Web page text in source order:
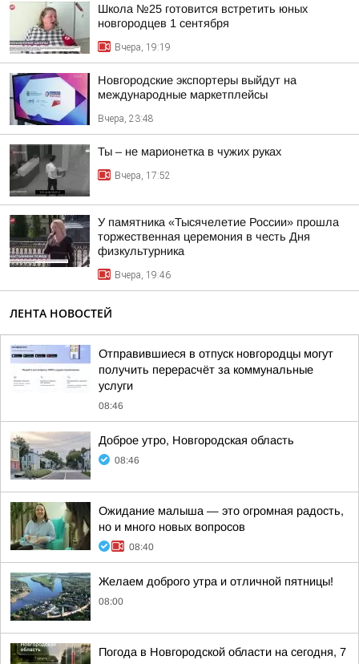
Школа №25 готовится встретить юных
новгородцев 1 сентября
Вчера, 19:19
Новгородские экспортеры выйдут на
международные маркетплейсы
Вчера, 23:48
Ты – не марионетка в чужих руках
Вчера, 17:52
У памятника «Тысячелетие России» прошла
торжественная церемония в честь Дня
физкультурника
Вчера, 19:46
ЛЕНТА НОВОСТЕЙ
Отправившиеся в отпуск новгородцы могут
получить перерасчёт за коммунальные
услуги
08:46
Доброе утро, Новгородская область
08:46
Ожидание малыша — это огромная радость,
но и много новых вопросов
08:40
Желаем доброго утра и отличной пятницы!
08:00
Погода в Новгородской области на сегодня, 7